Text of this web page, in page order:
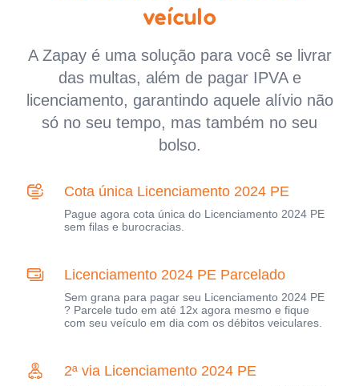
veículo
A Zapay é uma solução para você se livrar
das multas, além de pagar IPVA e
licenciamento, garantindo aquele alívio não
só no seu tempo, mas também no seu
bolso.
Cota única Licenciamento 2024 PE
Pague agora cota única do Licenciamento 2024 PE
sem filas e burocracias.
Licenciamento 2024 PE Parcelado
Sem grana para pagar seu Licenciamento 2024 PE
? Parcele tudo em até 12x agora mesmo e fique
com seu veículo em dia com os débitos veiculares.
2ª via Licenciamento 2024 PE